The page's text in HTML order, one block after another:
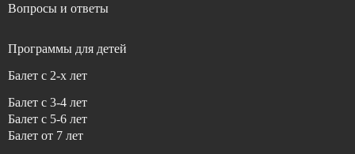
Вопросы и ответы
Программы для детей
Балет с 2-x лет
Балет с 3-4 лет
Балет с 5-6 лет
Балет от 7 лет